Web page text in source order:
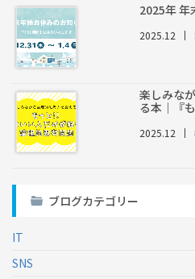
2025年 年
2025.12
楽しみな
る本｜『
2025.12
ブログカテゴリー
IT
SNS